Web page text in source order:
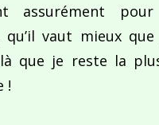
assurément
qu’il vaut mieux que
que je reste la
!